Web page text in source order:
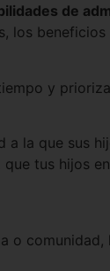
de
los
y
la que sus
tus hijos